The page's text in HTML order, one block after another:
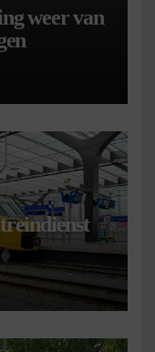
weer van